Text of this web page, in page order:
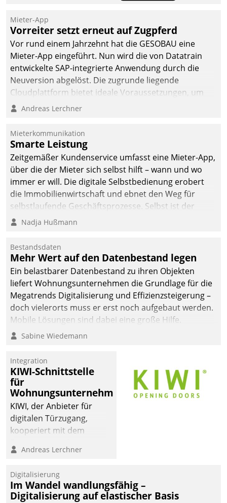
Die monatlichen
Mitteilungen zum
Heizungs- und
Wasserverbrauch gehen
automatisiert, vollständig
und auf Wunsch über
mehrere zuvor
Kommunikationswege bei
Mieter-App
Vorreiter setzt erneut auf Zugpferd
Vor rund einem Jahrzehnt hat die GESOBAU eine
Mieter-App eingeführt. Nun wird die von Datatrain
entwickelte SAP-integrierte Anwendung durch die
Neuversion abgelöst. Die zugrunde liegende
Cloudplattform bietet ideale Voraussetzungen, um
die Funktionalität der App zu erweitern und weitere
integrieren.
Andreas Lerchner
Mieterkommunikation
Smarte Leistung
Zeitgemäßer Kundenservice umfasst eine Mieter-App,
über die der Mieter sich selbst hilft – wann und wo
immer er will. Die digitale Selbstbedienung erobert
die Immobilienwirtschaft und ebnet den Weg für
selbstlaufende Geschäftsprozesse. Selbst ist der
Kunde und smart der Serviceanbieter.
Nadja Hußmann
Bestandsdaten
Mehr Wert auf den Datenbestand legen
Ein belastbarer Datenbestand zu ihren Objekten
liefert Wohnungsunternehmen die Grundlage für die
Megatrends Digitalisierung und Effizienzsteigerung –
doch vielerorts muss er erst noch aufgebaut werden.
Mobile Lösungen sind dabei eine große Hilfe.
Sabine Wiedemann
Integration
KIWI-Schnittstelle
für
Wohnungsunternehmen
KIWI, der Anbieter für
digitalen Türzugang,
kooperiert mit dem
Softwareentwicklungshaus
Andreas Lerchner
Digitalisierung
Im Wandel wandlungsfähig –
Digitalisierung auf elastischer Basis